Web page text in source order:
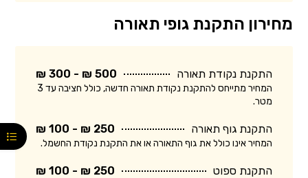
מחירון התקנת גופי תאורה
התקנת נקודת תאורה 500 ₪ - 300 ₪
המחיר מתייחס להתקנת נקודת תאורה חדשה, כולל חציבה עד 3
מטר.
התקנת גוף תאורה 250 ₪ - 100 ₪
המחיר אינו כולל את גוף התאורה או את התקנת נקודת החשמל.
התקנת ספוט 250 ₪ - 100 ₪